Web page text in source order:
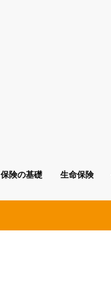
保険の基礎 生命保険